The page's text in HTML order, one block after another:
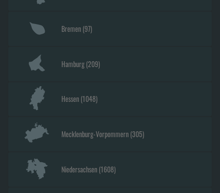
Bremen(97)
Hamburg(209)
Hessen(1048)
Mecklenburg-Vorpommern(305)
Niedersachsen(1608)